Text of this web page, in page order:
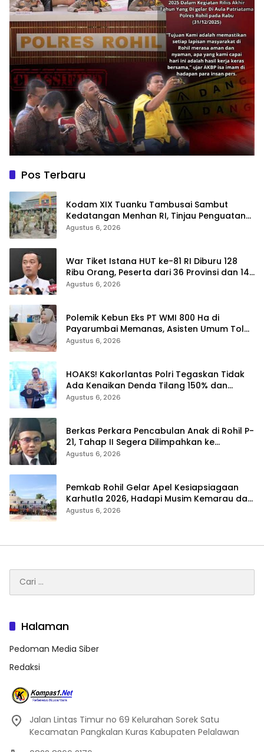
Pos Terbaru
Kodam XIX Tuanku Tambusai Sambut
Kedatangan Menhan RI, Tinjau Penguatan
Yonif TP di Bengkalis dan Kampar
Agustus 6, 2026
War Tiket Istana HUT ke-81 RI Diburu 128
Ribu Orang, Peserta dari 36 Provinsi dan 14
Negara
Agustus 6, 2026
Polemik Kebun Eks PT WMI 800 Ha di
Payarumbai Memanas, Asisten Umum Tolak
Dikelola Agrinas dan Tantang Presiden
Agustus 6, 2026
HOAKS! Kakorlantas Polri Tegaskan Tidak
Ada Kenaikan Denda Tilang 150% dan
Tilang Manual Menyeluruh
Agustus 6, 2026
Berkas Perkara Pencabulan Anak di Rohil P-
21, Tahap II Segera Dilimpahkan ke
Kejaksaan
Agustus 6, 2026
Pemkab Rohil Gelar Apel Kesiapsiagaan
Karhutla 2026, Hadapi Musim Kemarau dan
El Nino
Agustus 6, 2026
untuk:
Halaman
Pedoman Media Siber
Redaksi
Jalan Lintas Timur no 69 Kelurahan Sorek Satu
Kecamatan Pangkalan Kuras Kabupaten Pelalawan